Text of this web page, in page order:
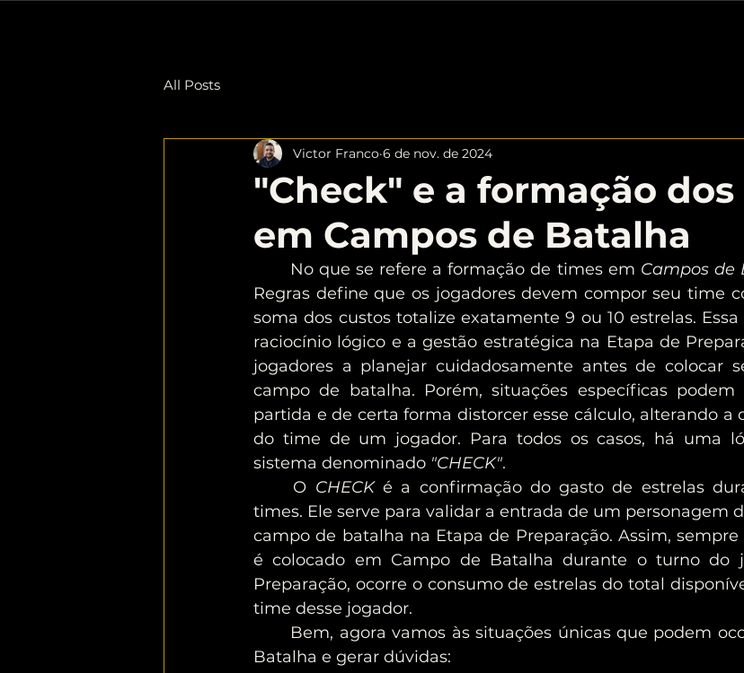
All Posts
"Check" e a formação
em Campos de Batalha
Victor Franco 6 de nov. de 2024
	No que se refere a formação de times em
Campos de
Regras define que os jogadores devem compor seu time
soma dos custos totalize exatamente 9 ou 10 estrelas.
raciocínio lógico e a gestão estratégica na Etapa de
jogadores a planejar cuidadosamente antes de colocar
campo de batalha. Porém, situações específicas
partida e de certa forma distorcer esse cálculo, alterando a
do time de um jogador. Para todos os casos, há uma
sistema denominado "CHECK".
	O
CHECK é a confirmação do gasto de estrelas
times. Ele serve para validar a entrada de um personagem
campo de batalha na Etapa de Preparação. Assim,
é colocado em Campo de Batalha durante o turno do
Preparação, ocorre o consumo de estrelas do total
time desse jogador.
Batalha e gerar dúvidas: